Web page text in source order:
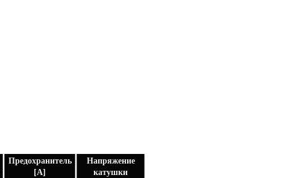
Предохранитель
[А]
Напряжение
катушки